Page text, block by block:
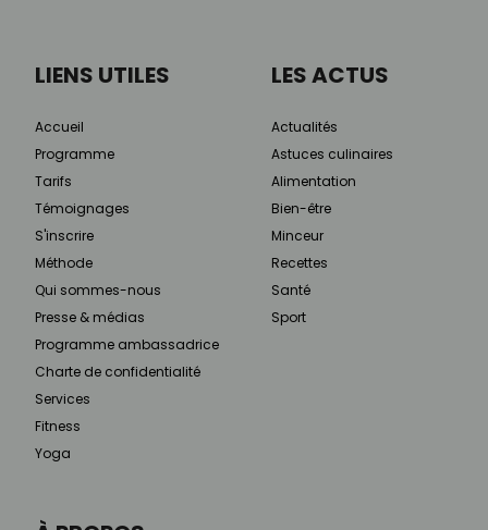
LIENS UTILES
Accueil
Programme
Tarifs
Témoignages
S'inscrire
Méthode
Qui sommes-nous
Presse & médias
Programme ambassadrice
Charte de confidentialité
Services
Fitness
Yoga
LES ACTUS
Actualités
Astuces culinaires
Alimentation
Bien-être
Minceur
Recettes
Santé
Sport